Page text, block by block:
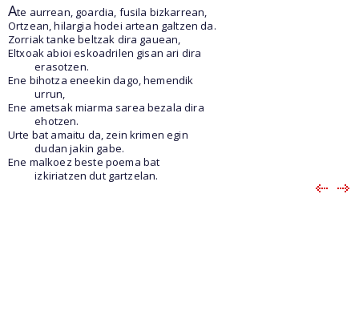
Ate aurrean, goardia, fusila bizkarrean,
Ortzean, hilargia hodei artean galtzen da.
Zorriak tanke beltzak dira gauean,
Eltxoak abioi eskoadrilen gisan ari dira
erasotzen.
Ene bihotza eneekin dago, hemendik
urrun,
Ene ametsak miarma sarea bezala dira
ehotzen.
Urte bat amaitu da, zein krimen egin
dudan jakin gabe.
Ene malkoez beste poema bat
izkiriatzen dut gartzelan.